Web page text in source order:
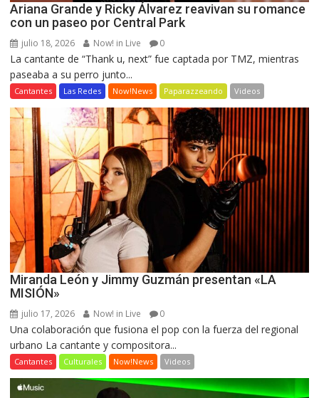
Ariana Grande y Ricky Álvarez reavivan su romance
con un paseo por Central Park
julio 18, 2026 Now! in Live 0
La cantante de “Thank u, next” fue captada por TMZ, mientras
paseaba a su perro junto...
Cantantes Las Redes Now!News Paparazzeando Videos
Miranda León y Jimmy Guzmán presentan «LA
MISIÓN»
julio 17, 2026 Now! in Live 0
Una colaboración que fusiona el pop con la fuerza del regional
urbano La cantante y compositora...
Cantantes Culturales Now!News Videos